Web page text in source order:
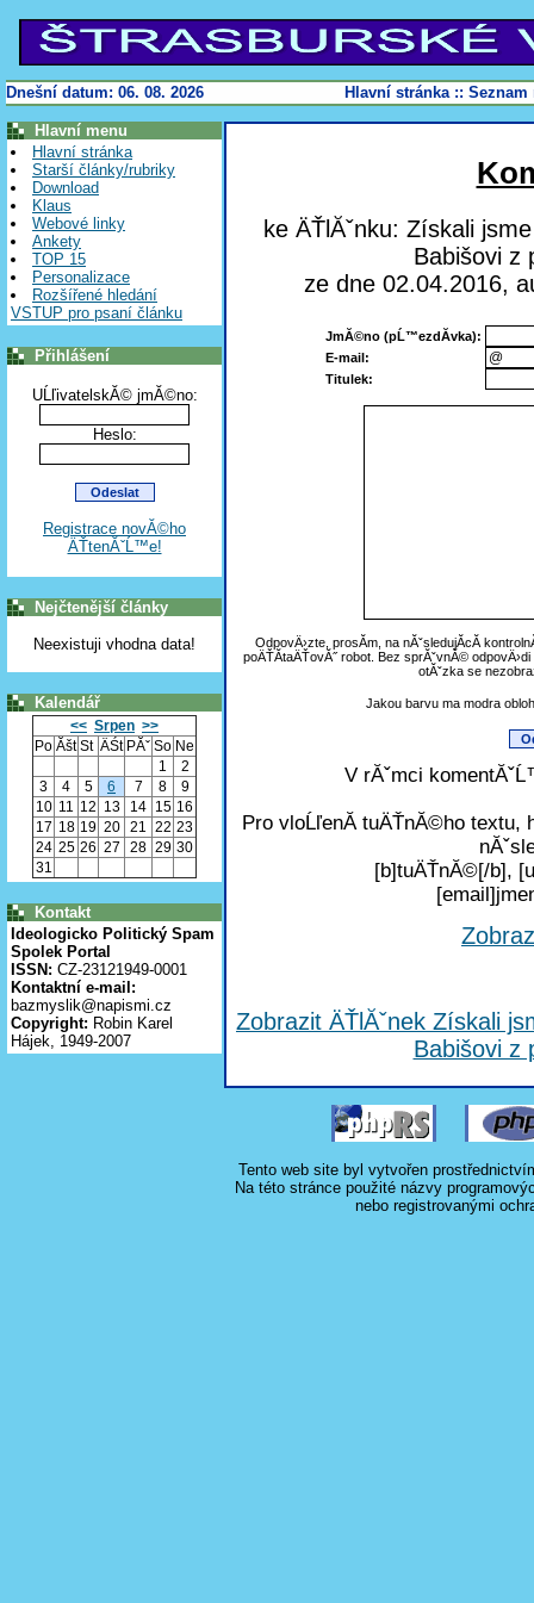
Dnešní datum: 06. 08. 2026 Hlavní stránka:: Seznam
Hlavní menu
Hlavní stránka
Starší články/rubriky
Download
Klaus
Webové linky
Ankety
TOP 15
Personalizace
Rozšířené hledání
VSTUP pro psaní článku
Přihlášení
UĹľivatelskĂ© jmĂ©no:
Heslo:
Registrace novĂ©ho
ÄŤtenĂˇĹ™e!
Nejčtenější články
Neexistuji vhodna data!
Kalendář
<< Srpen >>
Po Ăšt St ÄŚt PĂˇ So Ne
1
2
3
4 5 6 7 8
9
10 11 12 13 14 15 16
17 18 19 20 21 22 23
24 25 26 27 28 29 30
31
Kontakt
Ideologicko Politický Spam
Spolek Portal
ISSN: CZ-23121949-0001
Kontaktní e-mail:
bazmyslik@napismi.cz
Copyright: Robin Karel
Hájek, 1949-2007
ke ÄŤlĂˇnku: Získali
Babišovi z
ze dne 02.04.2016,
JmĂ©no (pĹ™ezdĂ­vka):
E-mail:
Titulek:
OdpovÄ›zte, prosĂ­m, na nĂˇsledujĂ­cĂ­
poÄŤĂ­taÄŤovĂ˝ robot. Bez sprĂˇvnĂ©
otĂˇzka se
Jakou barvu ma modra
V rĂˇmci
Pro vloĹľenĂ­ tuÄŤnĂ©ho textu,
[b]tuÄŤnĂ©[/b],
Zobrazit ÄŤlĂˇnek Získali
Babišovi z
Tento web site byl vytvořen
Na této stránce použité názvy
nebo registrovanými